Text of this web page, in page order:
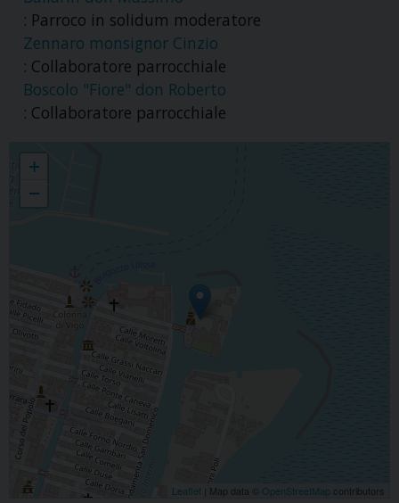
: Parroco in solidum moderatore
Zennaro monsignor Cinzio
: Collaboratore parrocchiale
Boscolo "Fiore" don Roberto
: Collaboratore parrocchiale
+
−
Leaflet | Map data © OpenStreetMap contributors